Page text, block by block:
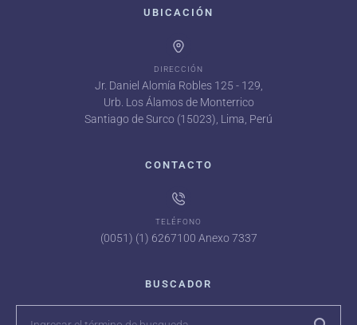
UBICACIÓN
DIRECCIÓN
Jr. Daniel Alomía Robles 125 - 129,
Urb. Los Álamos de Monterrico
Santiago de Surco (15023), Lima, Perú
CONTACTO
TELÉFONO
(0051) (1) 6267100 Anexo 7337
BUSCADOR